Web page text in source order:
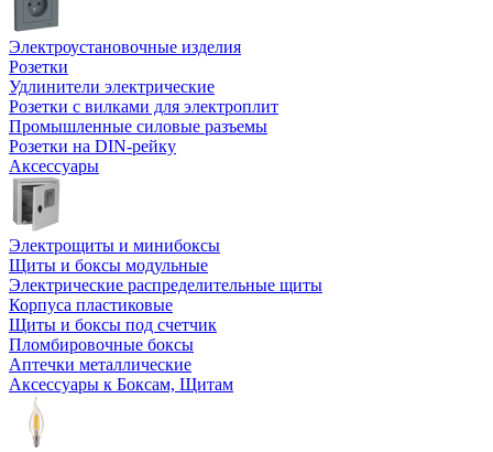
Электроустановочные изделия
Розетки
Удлинители электрические
Розетки с вилками для электроплит
Промышленные силовые разъемы
Розетки на DIN-рейку
Аксессуары
Электрощиты и минибоксы
Щиты и боксы модульные
Электрические распределительные щиты
Корпуса пластиковые
Щиты и боксы под счетчик
Пломбировочные боксы
Аптечки металлические
Аксессуары к Боксам, Щитам